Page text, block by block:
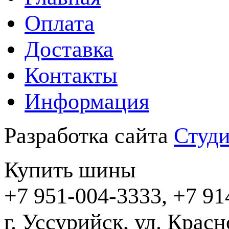
Оплата
Доставка
Контакты
Информация
Разработка сайта
Купить шины
+7 951-004-3333, +7
г. Уссурийск,